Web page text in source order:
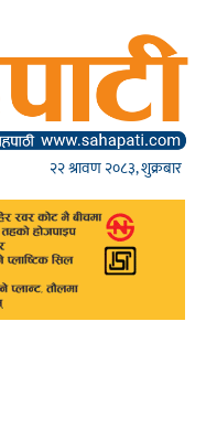
२२ श्रावण २०८३, शुक्रबार
main menu